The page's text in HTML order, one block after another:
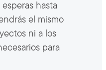
hasta
el mismo
ni a los
para